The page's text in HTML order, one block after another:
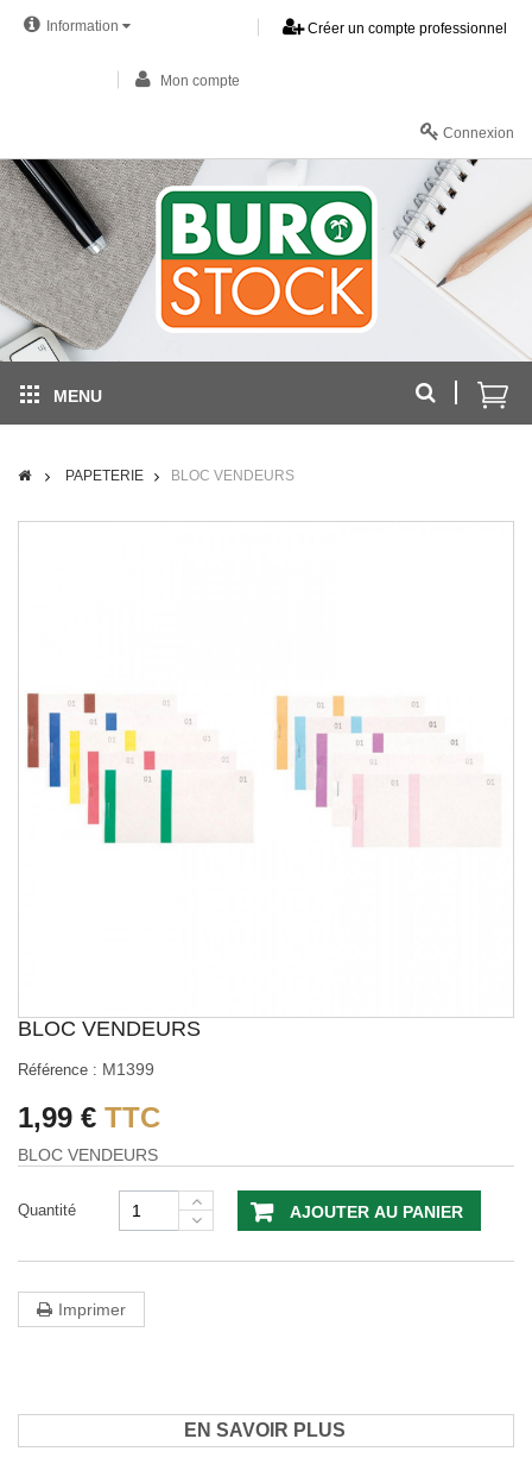
Information Créer un compte professionnel
Mon compte
Connexion
MENU
PAPETERIE BLOC VENDEURS
BLOC VENDEURS
Référence : M1399
1,99 € TTC
BLOC VENDEURS
Quantité AJOUTER AU PANIER
Imprimer
EN SAVOIR PLUS